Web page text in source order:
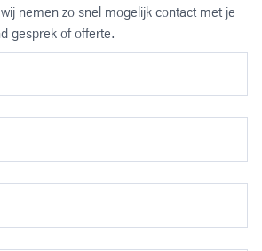
nemen zo snel mogelijk contact met je
gesprek of offerte.